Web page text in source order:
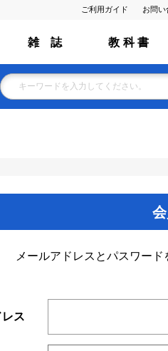
ご利用ガイド お問い
雑 誌 教 科 書
メールアドレスとパスワード
ス